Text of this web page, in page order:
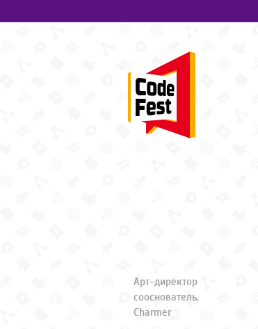
Арт-директор
сооснователь,
Charmer